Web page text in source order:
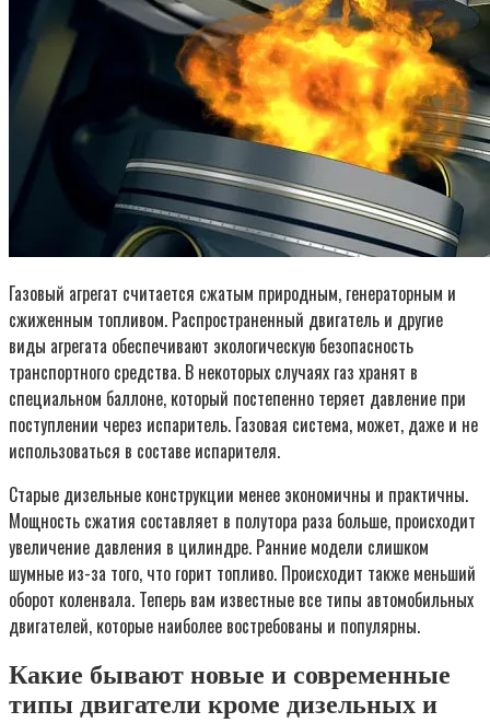
Газовый агрегат считается сжатым природным, генераторным и
сжиженным топливом. Распространенный двигатель и другие
виды агрегата обеспечивают экологическую безопасность
транспортного средства. В некоторых случаях газ хранят в
специальном баллоне, который постепенно теряет давление при
поступлении через испаритель. Газовая система, может, даже и не
использоваться в составе испарителя.
Старые дизельные конструкции менее экономичны и практичны.
Мощность сжатия составляет в полутора раза больше, происходит
увеличение давления в цилиндре. Ранние модели слишком
шумные из-за того, что горит топливо. Происходит также меньший
оборот коленвала. Теперь вам известные все типы автомобильных
двигателей, которые наиболее востребованы и популярны.
Какие бывают новые и современные
типы двигатели кроме дизельных и